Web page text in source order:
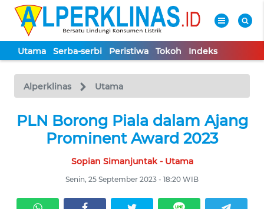
Utama Serba-serbi Peristiwa Tokoh Indeks
Alperklinas Utama
PLN Borong Piala dalam Ajang
Prominent Award 2023
Sopian Simanjuntak - Utama
Senin, 25 September 2023 - 18:20 WIB
TV
Tutup
UTAMA
PERISTIWA